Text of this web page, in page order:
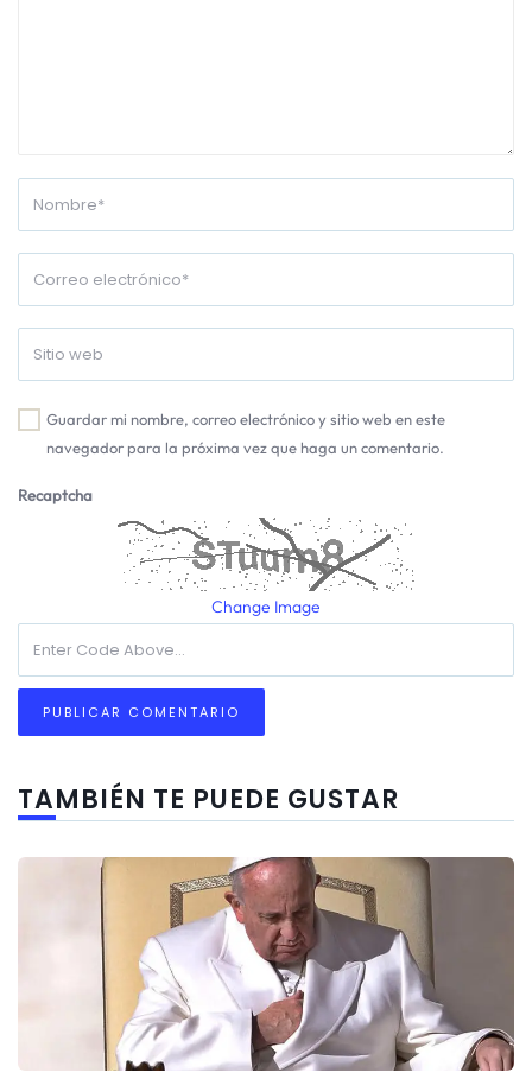
Guardar mi nombre, correo electrónico y sitio web en este
navegador para la próxima vez que haga un comentario.
Recaptcha
Change Image
TAMBIÉN TE PUEDE GUSTAR